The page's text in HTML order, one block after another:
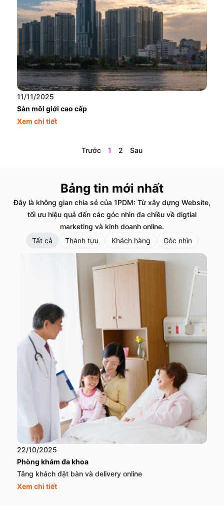
11/11/2025
Sàn môi giới cao cấp
Xem chi tiết
Trước 1 2 Sau
Bảng tin mới nhất
Đây là không gian chia sẻ của 1PDM: Từ xây dựng Website,
tối ưu hiệu quả đến các góc nhìn đa chiều về digtial
marketing và kinh doanh online.
Tất cả
Thành tựu Khách hàng Góc nhìn
22/10/2025
Phòng khám đa khoa
Tăng khách đặt bàn và delivery online
Xem chi tiết